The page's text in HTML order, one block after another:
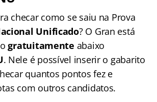
checar como se saiu na Prova
Unificado? O Gran está
gratuitamente abaixo
. Nele é possível inserir o gabarito
quantos pontos fez e
com outros candidatos.